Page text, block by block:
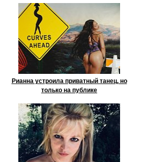
Рианна устроила приватный танец, но
только на публике